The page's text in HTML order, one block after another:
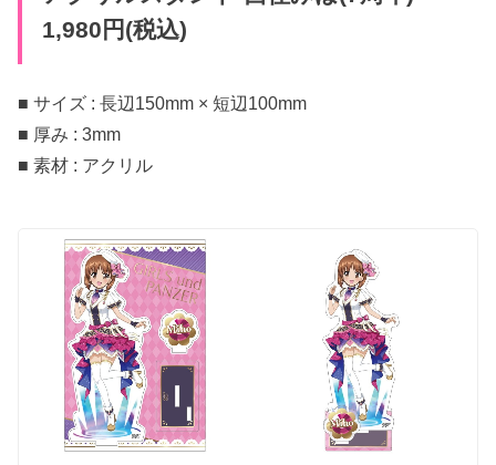
1,980円(税込)
■ サイズ : 長辺150mm × 短辺100mm
■ 厚み : 3mm
■ 素材 : アクリル